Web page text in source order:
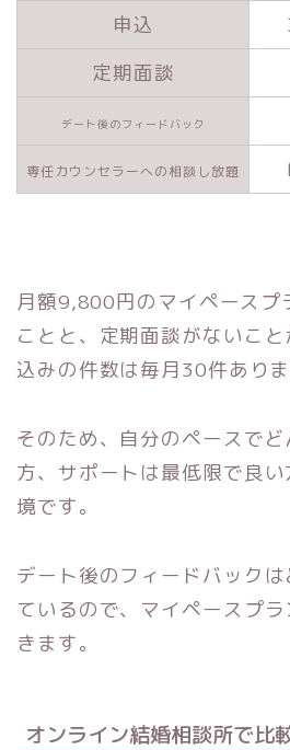
申込
定期面談
デート後のフィードバック
専任カウンセラーへの相談し放題
月額9,800円のマイペースプ
ことと、定期面談がないこ
込みの件数は毎月30件ありま
そのため、自分のペースで
方、サポートは最低限で良
境です。
デート後のフィードバック
ているので、マイペースプ
きます。
オンライン結婚相談所で比